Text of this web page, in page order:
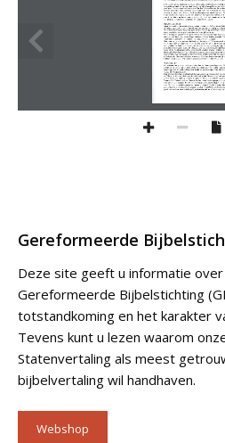
Gereformeerde
Deze site geeft u informatie
Gereformeerde Bijbelstichting
totstandkoming en het karakter
Tevens kunt u lezen waarom
Statenvertaling als meest
bijbelvertaling wil handhaven.
Webshop